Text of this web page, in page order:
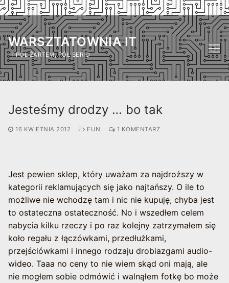
Przejdź
do
treści
WARSZTATOWNIA IT
IT PÓŁ ŻARTEM, PÓŁ SERIO
Jesteśmy drodzy … bo tak
16 KWIETNIA 2012 FUN 1 KOMENTARZ
Jest pewien sklep, który uważam za najdroższy w
kategorii reklamujących się jako najtańszy. O ile to
możliwe nie wchodzę tam i nic nie kupuję, chyba jest
to ostateczna ostateczność. No i wszedłem celem
nabycia kilku rzeczy i po raz kolejny zatrzymałem się
koło regału z łączówkami, przedłużkami,
przejściówkami i innego rodzaju drobiazgami audio-
wideo. Taaa no ceny to nie wiem skąd oni mają, ale
nie mogłem sobie odmówić i walnąłem fotkę bo może